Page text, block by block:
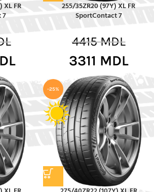
XL FR
7
255/35ZR20 (97Y) XL FR
SportContact 7
4415MDL
3311 MDL
-25%